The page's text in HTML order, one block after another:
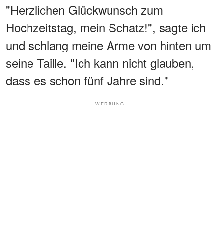
"Herzlichen Glückwunsch zum
Hochzeitstag, mein Schatz!", sagte ich
und schlang meine Arme von hinten um
seine Taille. "Ich kann nicht glauben,
dass es schon fünf Jahre sind."
WERBUNG